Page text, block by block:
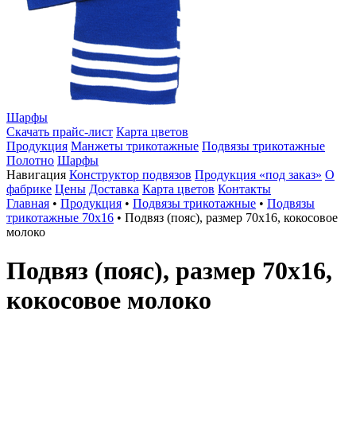
Шарфы
Скачать прайс-лист Карта цветов
Продукция Манжеты трикотажные Подвязы трикотажные
Полотно Шарфы
Навигация Конструктор подвязов Продукция «под заказ» О
фабрике Цены Доставка Карта цветов Контакты
Главная • Продукция • Подвязы трикотажные • Подвязы
трикотажные 70х16 • Подвяз (пояс), размер 70х16, кокосовое
молоко
Подвяз (пояс), размер 70х16,
кокосовое молоко